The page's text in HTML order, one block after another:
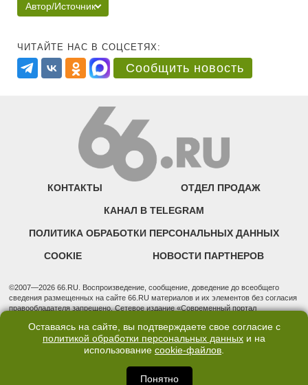
Автор/Источник
ЧИТАЙТЕ НАС В СОЦСЕТЯХ:
Сообщить новость
КОНТАКТЫ ОТДЕЛ ПРОДАЖ
КАНАЛ В TELEGRAM
ПОЛИТИКА ОБРАБОТКИ ПЕРСОНАЛЬНЫХ ДАННЫХ
COOKIE НОВОСТИ ПАРТНЕРОВ
©2007—2026 66.RU. Воспроизведение, сообщение, доведение до всеобщего
сведения размещенных на сайте 66.RU материалов и их элементов без согласия
правообладателя запрещено. Сетевое издание «Современный портал
надзору в сфере связи, информационных технологий и массовых коммуникаций
(Роскомнадзор). Регистрационный номер ЭЛ № ФС 77 - 76634 от 02.09.2019
Учредитель: Общество с ограниченной ответственностью "66.ру". Юридический
3, оф. 7015 Фактический адрес редакции и отдела продаж: 620014, Свердловская
обл., г. Екатеринбург, ул. Бориса Ельцина, д. 3, оф. 7015, +7 (343) 288-50-66
Оставаясь на сайте, вы подтверждаете свое согласие с
политикой обработки персональных данных и на
использование cookie-файлов.
Понятно